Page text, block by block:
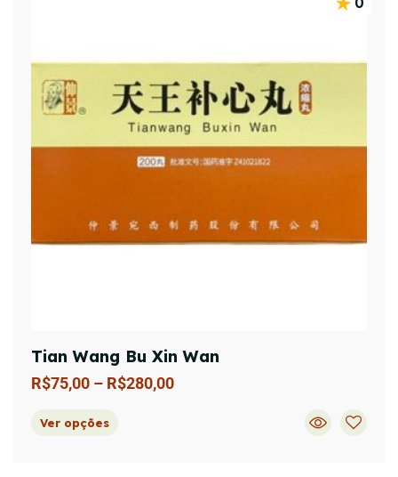
Tian Wang Bu Xin Wan
R$75,00 – R$280,00
Ver opções